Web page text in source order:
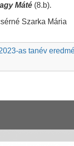
Máté(8.b).
Szarka Mária
as tanév